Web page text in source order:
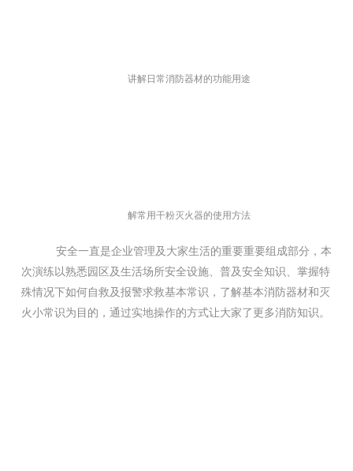
讲解日常消防器材的功能用途
解常用干粉灭火器的使用方法
安全一直是企业管理及大家生活的重要重要组成部分，本
次演练以熟悉园区及生活场所安全设施、普及安全知识、掌握特
殊情况下如何自救及报警求救基本常识， 了解基本消防器材和灭
火小常识为目的，通过实地操作的方式让大家了更多消防知识。